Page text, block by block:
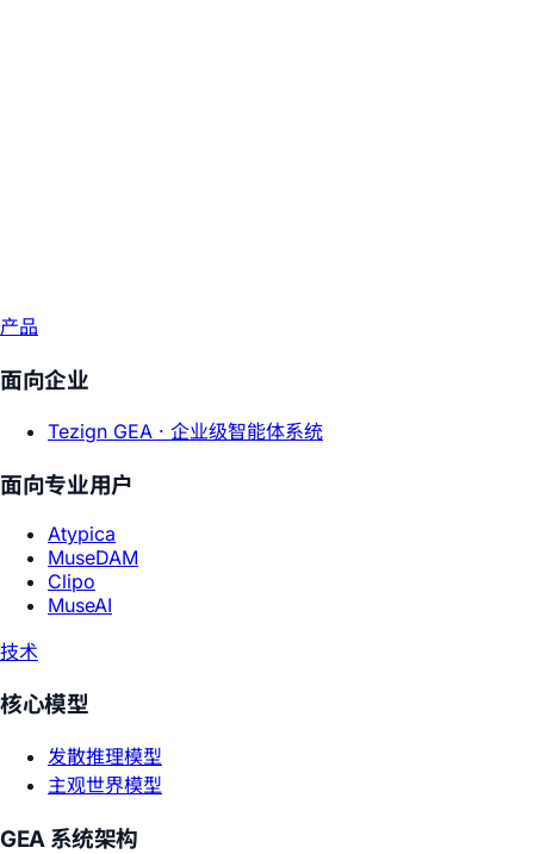
产品
面向企业
Tezign GEA · 企业级智能体系统
面向专业用户
Atypica
MuseDAM
Clipo
MuseAI
技术
核心模型
发散推理模型
主观世界模型
GEA 系统架构